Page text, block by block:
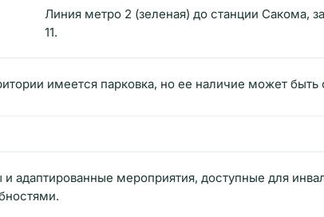
Линия метро 2 (зеленая) до станции Сакома,
11.
имеется парковка, но ее наличие может быть
адаптированные мероприятия, доступные для